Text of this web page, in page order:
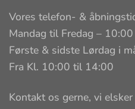
Vores telefon- &
Mandag til Fredag –
Første & sidste Lørdag i
Fra Kl. 10:00 til 14:00
Kontakt os gerne, vi